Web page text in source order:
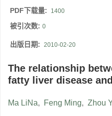
PDF下载量: 1400
被引次数: 0
出版日期: 2010-02-20
The relationship
fatty liver disease
Ma LiNa, Feng Ming, Zhou